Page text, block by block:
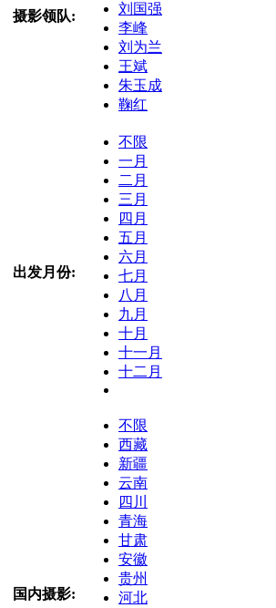
摄影领队:
刘国强
李峰
刘为兰
王斌
朱玉成
鞠红
出发月份:
不限
一月
二月
三月
四月
五月
六月
七月
八月
九月
十月
十一月
十二月
国内摄影:
不限
西藏
新疆
云南
四川
青海
甘肃
安徽
贵州
河北